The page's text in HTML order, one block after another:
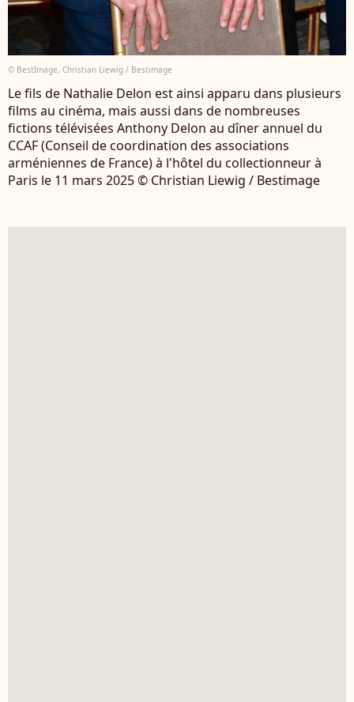
© BestImage, Christian Liewig / Bestimage
Le fils de Nathalie Delon est ainsi apparu dans plusieurs
films au cinéma, mais aussi dans de nombreuses
fictions télévisées Anthony Delon au dîner annuel du
CCAF (Conseil de coordination des associations
arméniennes de France) à l'hôtel du collectionneur à
Paris le 11 mars 2025 © Christian Liewig / Bestimage